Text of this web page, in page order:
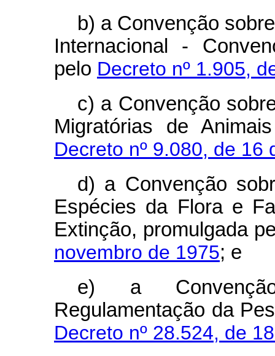
b) a Convenção
Internacional -
pelo Decreto nº 1.905,
c) a Convenção
Migratórias de
Decreto nº 9.080, de 16
d) a Convenção
Espécies da Flora e
Extinção, promulgada
novembro de 1975; e
e) a
Regulamentação da
Decreto nº 28.524, de